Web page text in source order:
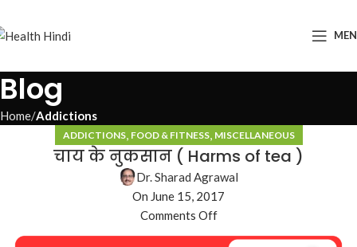
Blog
Home Addictions
ADDICTIONS, FOOD & FITNESS, MISCELLANEOUS
चाय के नुकसान ( Harms of tea )
Dr. Sharad Agrawal
On June 15, 2017
Comments Off